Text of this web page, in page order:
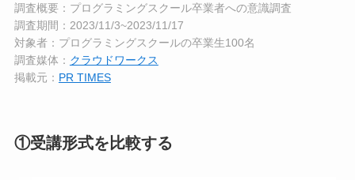
調査概要：プログラミングスクール卒業者への意識調査
調査期間：2023/11/3~2023/11/17
対象者：プログラミングスクールの卒業生100名
調査媒体： クラウドワークス
掲載元： PR TIMES
①受講形式を比較する